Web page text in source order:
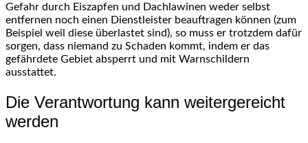
Gefahr durch Eiszapfen und Dachlawinen weder selbst
entfernen noch einen Dienstleister beauftragen können (zum
Beispiel weil diese überlastet sind), so muss er trotzdem dafür
sorgen, dass niemand zu Schaden kommt, indem er das
gefährdete Gebiet absperrt und mit Warnschildern
ausstattet.
Die Verantwortung kann weitergereicht
werden